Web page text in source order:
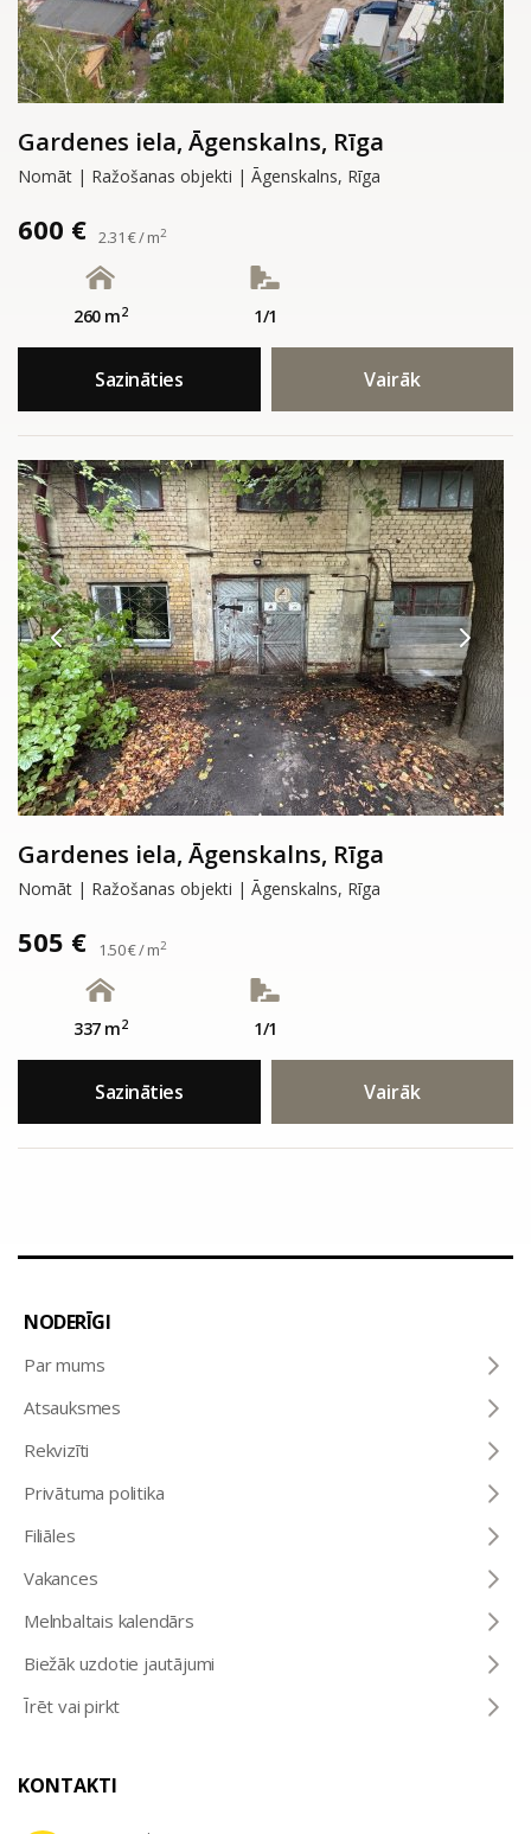
Gardenes iela, Āgenskalns, Rīga
Nomāt | Ražošanas objekti | Āgenskalns, Rīga
600 € 2.31 € / m2
260 m2 1/1
Sazināties Vairāk
Gardenes iela, Āgenskalns, Rīga
Nomāt | Ražošanas objekti | Āgenskalns, Rīga
505 € 1.50 € / m2
337 m2 1/1
Sazināties Vairāk
NODERĪGI
Par mums
Atsauksmes
Rekvizīti
Privātuma politika
Filiāles
Vakances
Melnbaltais kalendārs
Biežāk uzdotie jautājumi
Īrēt vai pirkt
KONTAKTI